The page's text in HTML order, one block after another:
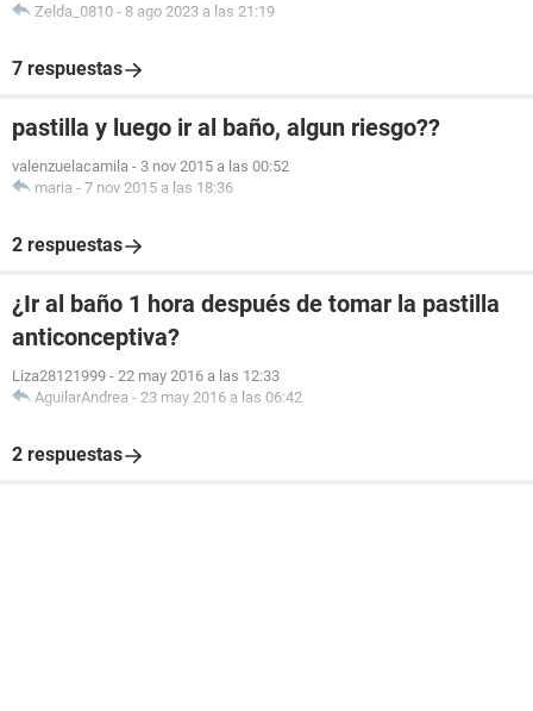
Zelda_0810 - 8 ago 2023 a las 21:19
7 respuestas
pastilla y luego ir al baño, algun riesgo??
valenzuelacamila - 3 nov 2015 a las 00:52
maria - 7 nov 2015 a las 18:36
2 respuestas
¿Ir al baño 1 hora después de tomar la pastilla
anticonceptiva?
Liza28121999 - 22 may 2016 a las 12:33
AguilarAndrea - 23 may 2016 a las 06:42
2 respuestas